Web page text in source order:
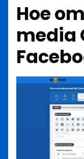
Hoe
media